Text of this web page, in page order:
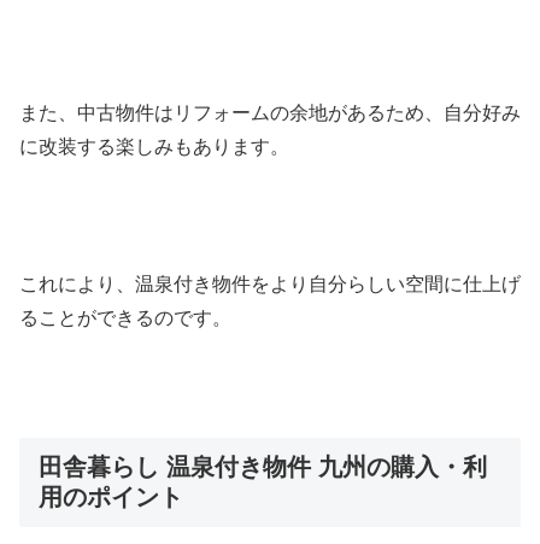
また、中古物件はリフォームの余地があるため、自分好み
に改装する楽しみもあります。
これにより、温泉付き物件をより自分らしい空間に仕上げ
ることができるのです。
田舎暮らし 温泉付き物件 九州の購入・利
用のポイント